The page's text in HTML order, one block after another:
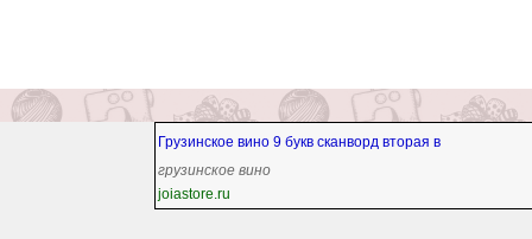
Грузинское вино 9 букв сканворд вторая в
грузинское вино
joiastore.ru